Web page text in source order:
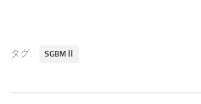
タグ: SGBMⅡ